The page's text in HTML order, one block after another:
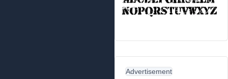
Advertisement